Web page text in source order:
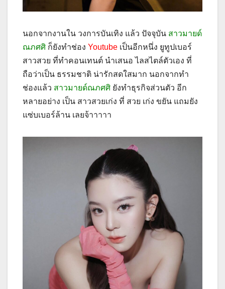
นอกจากงานใน วงการบันเทิง แล้ว ปัจจุบัน สาวมายด์
ณภศศิ ก็ยังทำช่อง Youtube เป็นอีกหนึ่ง ยูทูปเบอร์
สาวสวย ที่ทำคอนเทนต์ นำเสนอ ไลสไตล์ตัวเอง ที่
ถือว่าเป็น ธรรมชาติ น่ารักสดใสมาก นอกจากทำ
ช่องแล้ว สาวมายด์ณภศศิ ยังทำธุรกิจส่วนตัว อีก
หลายอย่าง เป็น สาวสวยเก่ง ที่ สวย เก่ง ขยัน แถมยัง
แซ่บเบอร์ล้าน เลยจ้าาาาา